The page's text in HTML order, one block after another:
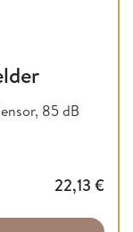
85 dB
22,13 €